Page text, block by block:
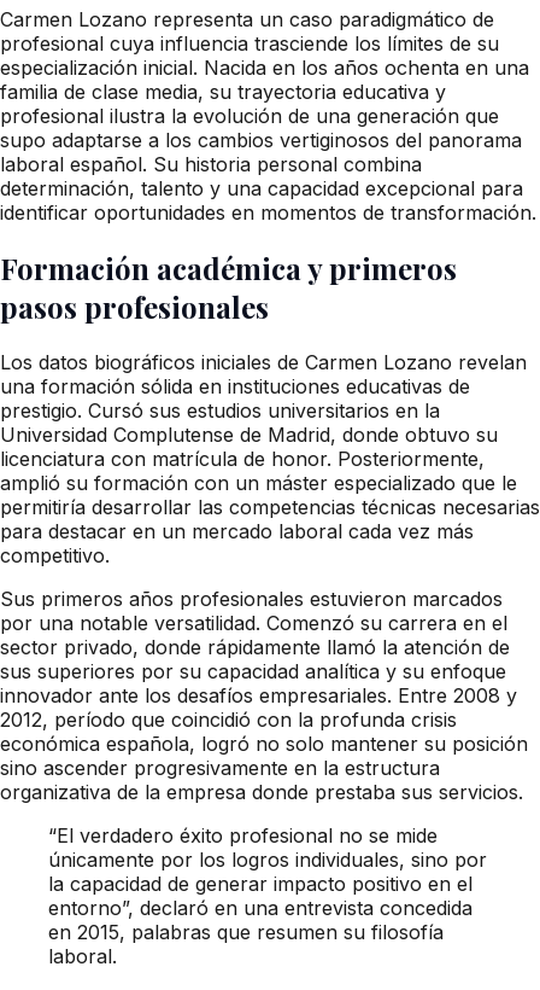
Carmen Lozano representa un caso paradigmático de
profesional cuya influencia trasciende los límites de su
especialización inicial. Nacida en los años ochenta en una
familia de clase media, su trayectoria educativa y
profesional ilustra la evolución de una generación que
supo adaptarse a los cambios vertiginosos del panorama
laboral español. Su historia personal combina
determinación, talento y una capacidad excepcional para
identificar oportunidades en momentos de transformación.
Formación académica y primeros
pasos profesionales
Los datos biográficos iniciales de Carmen Lozano revelan
una formación sólida en instituciones educativas de
prestigio. Cursó sus estudios universitarios en la
Universidad Complutense de Madrid, donde obtuvo su
licenciatura con matrícula de honor. Posteriormente,
amplió su formación con un máster especializado que le
permitiría desarrollar las competencias técnicas necesarias
para destacar en un mercado laboral cada vez más
competitivo.
Sus primeros años profesionales estuvieron marcados
por una notable versatilidad. Comenzó su carrera en el
sector privado, donde rápidamente llamó la atención de
sus superiores por su capacidad analítica y su enfoque
innovador ante los desafíos empresariales. Entre 2008 y
2012, período que coincidió con la profunda crisis
económica española, logró no solo mantener su posición
sino ascender progresivamente en la estructura
organizativa de la empresa donde prestaba sus servicios.
“El verdadero éxito profesional no se mide
únicamente por los logros individuales, sino por
la capacidad de generar impacto positivo en el
entorno”, declaró en una entrevista concedida
en 2015, palabras que resumen su filosofía
laboral.